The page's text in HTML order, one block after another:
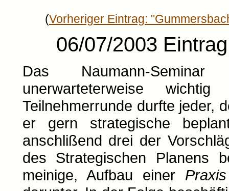
(Vorheriger Eintrag:
06/07/2003
Das Naumann-
unerwarteterweise
Teilnehmerrunde durfte jeder,
er gern strategische
anschlißend drei der
des Strategischen Planens
meinige, Aufbau einer